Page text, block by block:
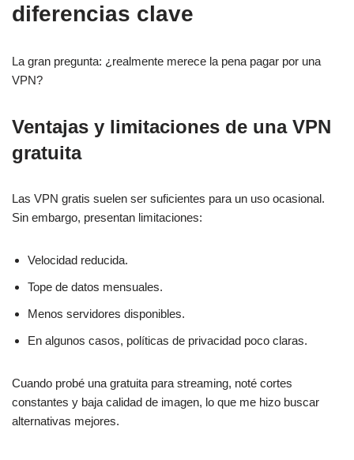
diferencias clave
La gran pregunta: ¿realmente merece la pena pagar por una
VPN?
Ventajas y limitaciones de una VPN
gratuita
Las VPN gratis suelen ser suficientes para un uso ocasional.
Sin embargo, presentan limitaciones:
Velocidad reducida.
Tope de datos mensuales.
Menos servidores disponibles.
En algunos casos, políticas de privacidad poco claras.
Cuando probé una gratuita para streaming, noté cortes
constantes y baja calidad de imagen, lo que me hizo buscar
alternativas mejores.